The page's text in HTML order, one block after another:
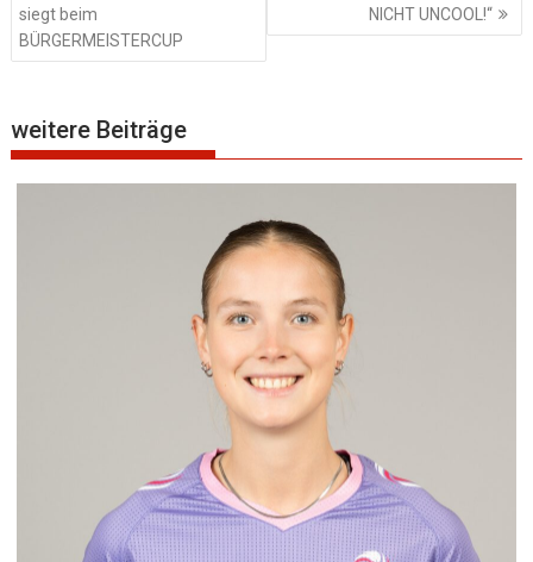
siegt beim
BÜRGERMEISTERCUP
NICHT UNCOOL!“
weitere Beiträge